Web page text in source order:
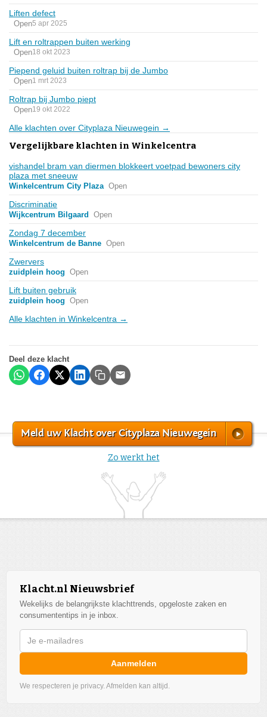
Liften defect
Open5 apr 2025
Lift en roltrappen buiten werking
Open18 okt 2023
Piepend geluid buiten roltrap bij de Jumbo
Open1 mrt 2023
Roltrap bij Jumbo piept
Open19 okt 2022
Alle klachten over Cityplaza Nieuwegein →
Vergelijkbare klachten in Winkelcentra
vishandel bram van diermen blokkeert voetpad bewoners city
plaza met sneeuw
Winkelcentrum City Plaza Open
Discriminatie
Wijkcentrum Bilgaard Open
Zondag 7 december
Winkelcentrum de Banne Open
Zwervers
zuidplein hoog Open
Lift buiten gebruik
zuidplein hoog Open
Alle klachten in Winkelcentra →
Deel deze klacht
Meld uw Klacht over Cityplaza Nieuwegein
Zo werkt het
Klacht.nl Nieuwsbrief
Wekelijks de belangrijkste klachttrends, opgeloste zaken en
consumententips in je inbox.
Aanmelden
We respecteren je privacy. Afmelden kan altijd.